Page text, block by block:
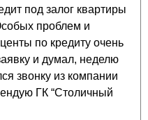
под залог квартиры
проблем и
по кредиту очень
и думал, неделю
звонку из компании
ГК “Столичный